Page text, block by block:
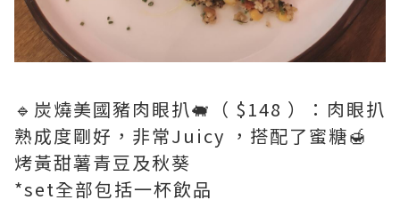
🔹炭燒美國豬肉眼扒🐖（ $148 ）：肉眼扒
熟成度剛好，非常Juicy ，搭配了蜜糖🍯
烤黃甜薯青豆及秋葵
*set全部包括一杯飲品